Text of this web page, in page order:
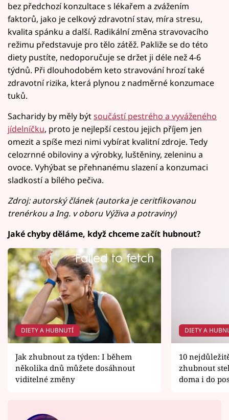
bez předchozí konzultace s lékařem a zvážením
faktorů, jako je celkový zdravotní stav, míra stresu,
kvalita spánku a další. Radikální změna stravovacího
režimu představuje pro tělo zátěž. Pakliže se do této
diety pustíte, nedoporučuje se držet ji déle než 4-6
týdnů. Při dlouhodobém keto stravování hrozí také
zdravotní rizika, která plynou z nadměrné konzumace
tuků.
Sacharidy by měly býtsoučástí pestrého a vyváženého
jídelníčku, proto je nejlepší cestou jejich příjem jen
omezit a spíše mezi nimi vybírat kvalitní zdroje. Tedy
celozrnné obiloviny a výrobky, luštěniny, zeleninu a
ovoce. Vyhýbat se přehnanému slazení a konzumaci
sladkostí a bílého pečiva.
Zdroj: autorský článek (autorka je ceritfikovanou
trenérkou a Ing. v oboru Výživa a potraviny)
Jaké chyby děláme, když chceme začít hubnout?
Failed to fetch
DIETY A HUBNUTÍ
Jak zhubnout za týden: I během
několika dnů můžete dosáhnout
viditelné změny
DIETY A
10
zhubnout
doma i do